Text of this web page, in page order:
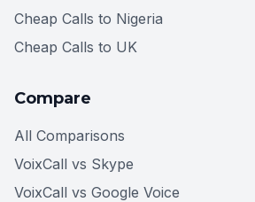
Cheap Calls to Nigeria
Cheap Calls to UK
Compare
All Comparisons
VoixCall vs Skype
VoixCall vs Google Voice